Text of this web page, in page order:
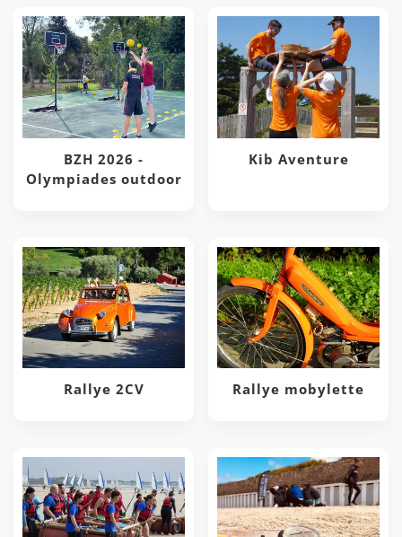
BZH 2026 -
Olympiades outdoor
Kib Aventure
Rallye 2CV Rallye mobylette